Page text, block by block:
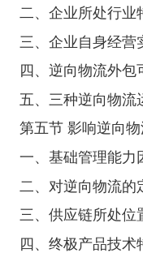
二、企业所处行业
三、企业自身经营
四、逆向物流外包
五、三种逆向物流
第五节 影响逆向
一、基础管理能力
二、对逆向物流的
三、供应链所处位
四、终极产品技术